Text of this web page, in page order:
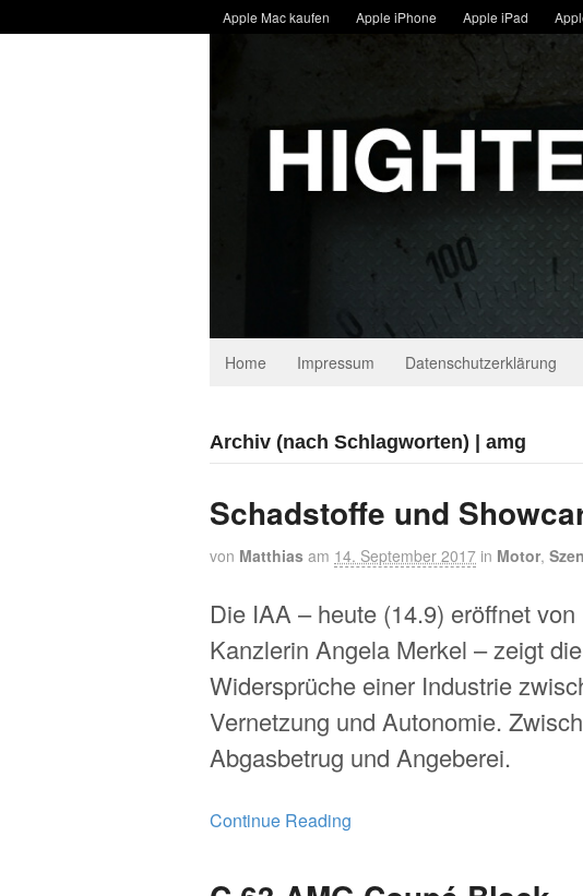
Apple Mac kaufen Apple iPhone Apple iPad
Home Impressum Datenschutzerklärung
Archiv (nach Schlagworten) | amg
Schadstoffe und
von Matthias am 14. September 2017 in Motor,
Die IAA – heute (14.9) eröffnet von
Kanzlerin Angela Merkel – zeigt die
Widersprüche einer Industrie
Vernetzung und Autonomie.
Abgasbetrug und Angeberei.
Continue Reading